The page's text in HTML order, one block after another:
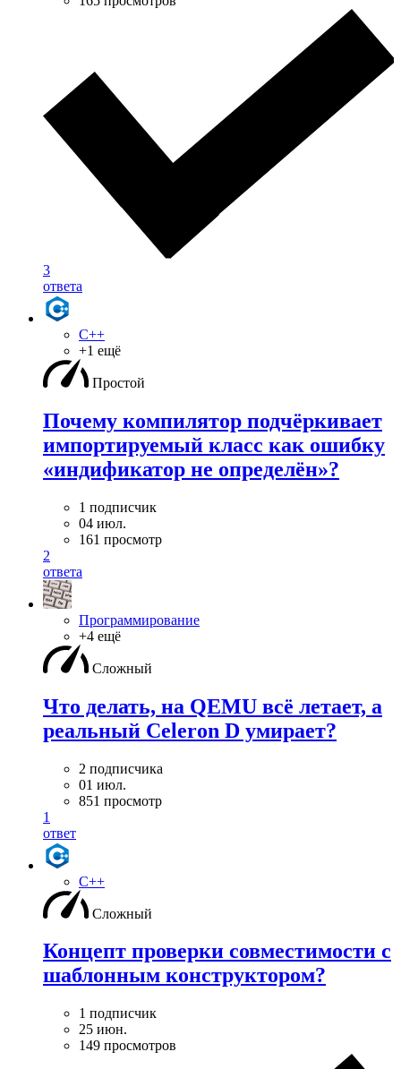
3
ответа
C++
+1 ещё
Простой
Почему компилятор подчёркивает
импортируемый класс как ошибку
«индификатор не определён»?
1 подписчик
04 июл.
161 просмотр
2
ответа
Программирование
+4 ещё
Сложный
Что делать, на QEMU всё летает, а
реальный Celeron D умирает?
2 подписчика
01 июл.
851 просмотр
1
ответ
C++
Сложный
Концепт проверки совместимости с
шаблонным конструктором?
1 подписчик
25 июн.
149 просмотров